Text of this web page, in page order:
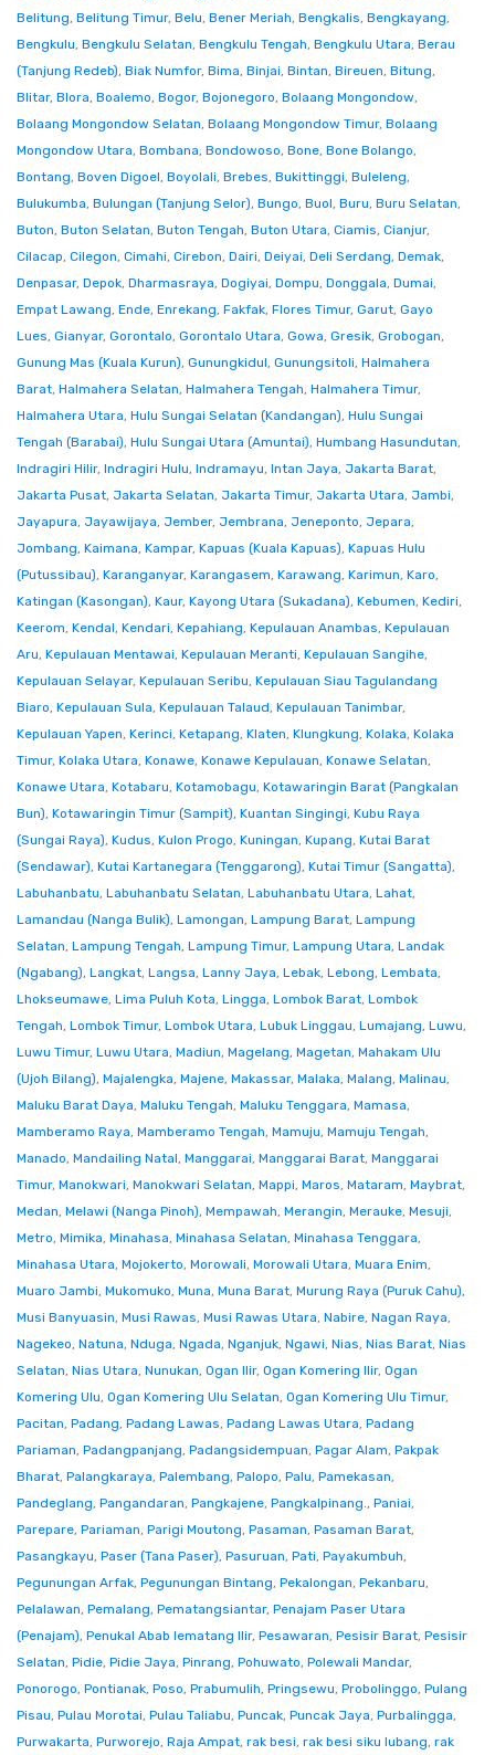
Belitung, Belitung Timur, Belu, Bener Meriah, Bengkalis, Bengkayang,
Bengkulu, Bengkulu Selatan, Bengkulu Tengah, Bengkulu Utara, Berau
(Tanjung Redeb), Biak Numfor, Bima, Binjai, Bintan, Bireuen, Bitung,
Blitar, Blora, Boalemo, Bogor, Bojonegoro, Bolaang Mongondow,
Bolaang Mongondow Selatan, Bolaang Mongondow Timur, Bolaang
Mongondow Utara, Bombana, Bondowoso, Bone, Bone Bolango,
Bontang, Boven Digoel, Boyolali, Brebes, Bukittinggi, Buleleng,
Bulukumba, Bulungan (Tanjung Selor), Bungo, Buol, Buru, Buru Selatan,
Buton, Buton Selatan, Buton Tengah, Buton Utara, Ciamis, Cianjur,
Cilacap, Cilegon, Cimahi, Cirebon, Dairi, Deiyai, Deli Serdang, Demak,
Denpasar, Depok, Dharmasraya, Dogiyai, Dompu, Donggala, Dumai,
Empat Lawang, Ende, Enrekang, Fakfak, Flores Timur, Garut, Gayo
Lues, Gianyar, Gorontalo, Gorontalo Utara, Gowa, Gresik, Grobogan,
Gunung Mas (Kuala Kurun), Gunungkidul, Gunungsitoli, Halmahera
Barat, Halmahera Selatan, Halmahera Tengah, Halmahera Timur,
Halmahera Utara, Hulu Sungai Selatan (Kandangan), Hulu Sungai
Tengah (Barabai), Hulu Sungai Utara (Amuntai), Humbang Hasundutan,
Indragiri Hilir, Indragiri Hulu, Indramayu, Intan Jaya, Jakarta Barat,
Jakarta Pusat, Jakarta Selatan, Jakarta Timur, Jakarta Utara, Jambi,
Jayapura, Jayawijaya, Jember, Jembrana, Jeneponto, Jepara,
Jombang, Kaimana, Kampar, Kapuas (Kuala Kapuas), Kapuas Hulu
(Putussibau), Karanganyar, Karangasem, Karawang, Karimun, Karo,
Katingan (Kasongan), Kaur, Kayong Utara (Sukadana), Kebumen, Kediri,
Keerom, Kendal, Kendari, Kepahiang, Kepulauan Anambas, Kepulauan
Aru, Kepulauan Mentawai, Kepulauan Meranti, Kepulauan Sangihe,
Kepulauan Selayar, Kepulauan Seribu, Kepulauan Siau Tagulandang
Biaro, Kepulauan Sula, Kepulauan Talaud, Kepulauan Tanimbar,
Kepulauan Yapen, Kerinci, Ketapang, Klaten, Klungkung, Kolaka, Kolaka
Timur, Kolaka Utara, Konawe, Konawe Kepulauan, Konawe Selatan,
Konawe Utara, Kotabaru, Kotamobagu, Kotawaringin Barat (Pangkalan
Bun), Kotawaringin Timur (Sampit), Kuantan Singingi, Kubu Raya
(Sungai Raya), Kudus, Kulon Progo, Kuningan, Kupang, Kutai Barat
(Sendawar), Kutai Kartanegara (Tenggarong), Kutai Timur (Sangatta),
Labuhanbatu, Labuhanbatu Selatan, Labuhanbatu Utara, Lahat,
Lamandau (Nanga Bulik), Lamongan, Lampung Barat, Lampung
Selatan, Lampung Tengah, Lampung Timur, Lampung Utara, Landak
(Ngabang), Langkat, Langsa, Lanny Jaya, Lebak, Lebong, Lembata,
Lhokseumawe, Lima Puluh Kota, Lingga, Lombok Barat, Lombok
Tengah, Lombok Timur, Lombok Utara, Lubuk Linggau, Lumajang, Luwu,
Luwu Timur, Luwu Utara, Madiun, Magelang, Magetan, Mahakam Ulu
(Ujoh Bilang), Majalengka, Majene, Makassar, Malaka, Malang, Malinau,
Maluku Barat Daya, Maluku Tengah, Maluku Tenggara, Mamasa,
Mamberamo Raya, Mamberamo Tengah, Mamuju, Mamuju Tengah,
Manado, Mandailing Natal, Manggarai, Manggarai Barat, Manggarai
Timur, Manokwari, Manokwari Selatan, Mappi, Maros, Mataram, Maybrat,
Medan, Melawi (Nanga Pinoh), Mempawah, Merangin, Merauke, Mesuji,
Metro, Mimika, Minahasa, Minahasa Selatan, Minahasa Tenggara,
Minahasa Utara, Mojokerto, Morowali, Morowali Utara, Muara Enim,
Muaro Jambi, Mukomuko, Muna, Muna Barat, Murung Raya (Puruk Cahu),
Musi Banyuasin, Musi Rawas, Musi Rawas Utara, Nabire, Nagan Raya,
Nagekeo, Natuna, Nduga, Ngada, Nganjuk, Ngawi, Nias, Nias Barat, Nias
Selatan, Nias Utara, Nunukan, Ogan Ilir, Ogan Komering Ilir, Ogan
Komering Ulu, Ogan Komering Ulu Selatan, Ogan Komering Ulu Timur,
Pacitan, Padang, Padang Lawas, Padang Lawas Utara, Padang
Pariaman, Padangpanjang, Padangsidempuan, Pagar Alam, Pakpak
Bharat, Palangkaraya, Palembang, Palopo, Palu, Pamekasan,
Pandeglang, Pangandaran, Pangkajene, Pangkalpinang., Paniai,
Parepare, Pariaman, Parigi Moutong, Pasaman, Pasaman Barat,
Pasangkayu, Paser (Tana Paser), Pasuruan, Pati, Payakumbuh,
Pegunungan Arfak, Pegunungan Bintang, Pekalongan, Pekanbaru,
Pelalawan, Pemalang, Pematangsiantar, Penajam Paser Utara
(Penajam), Penukal Abab lematang Ilir, Pesawaran, Pesisir Barat, Pesisir
Selatan, Pidie, Pidie Jaya, Pinrang, Pohuwato, Polewali Mandar,
Ponorogo, Pontianak, Poso, Prabumulih, Pringsewu, Probolinggo, Pulang
Pisau, Pulau Morotai, Pulau Taliabu, Puncak, Puncak Jaya, Purbalingga,
Purwakarta, Purworejo, Raja Ampat, rak besi, rak besi siku lubang, rak